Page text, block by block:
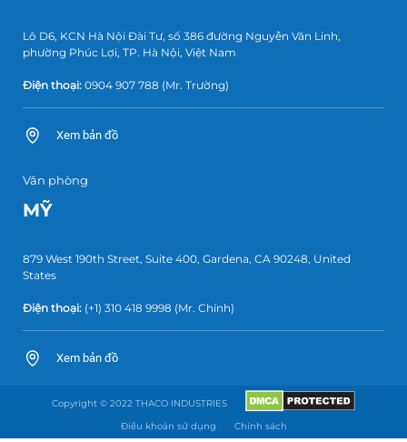
Lô D6, KCN Hà Nội Đài Tư, số 386 đường Nguyễn Văn Linh,
phường Phúc Lợi, TP. Hà Nội, Việt Nam
Điện thoại: 0904 907 788 (Mr. Trường)
Xem bản đồ
Văn phòng
MỸ
879 West 190th Street, Suite 400, Gardena, CA 90248, United
States
Điện thoại: (+1) 310 418 9998 (Mr. Chính)
Xem bản đồ
Copyright © 2022 THACO INDUSTRIES
Điều khoản sử dụng
Chính sách